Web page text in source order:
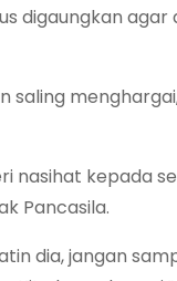
digaungkan
saling
nasihat kepada
Pancasila.
dia, jangan